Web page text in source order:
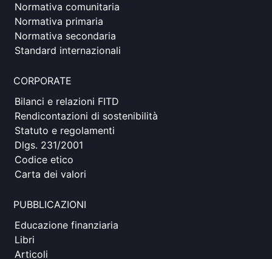
Normativa comunitaria
Normativa primaria
Normativa secondaria
Standard internazionali
CORPORATE
Bilanci e relazioni FITD
Rendicontazioni di sostenibilità
Statuto e regolamenti
Dlgs. 231/2001
Codice etico
Carta dei valori
PUBBLICAZIONI
Educazione finanziaria
Libri
Articoli